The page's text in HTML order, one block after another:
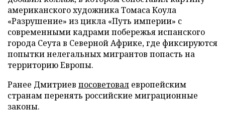
американского художника Томаса Коула
«Разрушение» из цикла «Путь империи» с
современными кадрами побережья испанского
города Сеута в Северной Африке, где фиксируются
попытки нелегальных мигрантов попасть на
территорию Европы.
Ранее Дмитриев посоветовал европейским
странам перенять российские миграционные
законы.